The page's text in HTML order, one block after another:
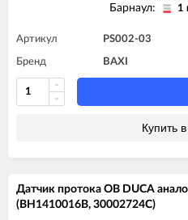
Барнаул: 1
Артикул PS002-03
Бренд BAXI
Купить
Датчик протока ОВ DUCA
(BH1410016B, 30002724C)